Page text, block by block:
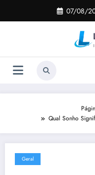
o
07/08/
Qual Sonho
Geral